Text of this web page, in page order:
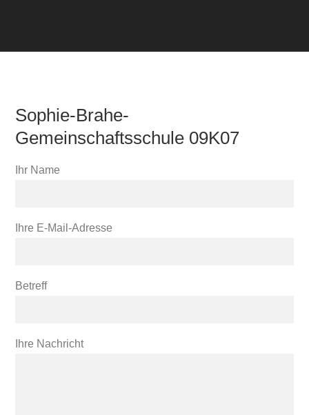
Sophie-Brahe-
Gemeinschaftsschule 09K07
Ihr Name
Ihre E-Mail-Adresse
Betreff
Ihre Nachricht